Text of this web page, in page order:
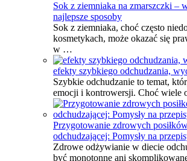
Sok z ziemniaka na zmarszczki –
najlepsze sposoby
Sok z ziemniaka, choć często
kosmetykach, może okazać się
w …
efekty szybkiego odchudzania,
Szybkie odchudzanie to temat,
emocji i kontrowersji. Choć wiele
Przygotowanie zdrowych
odchudzającej: Pomysły na
Zdrowe odżywianie w diecie
być monotonne ani